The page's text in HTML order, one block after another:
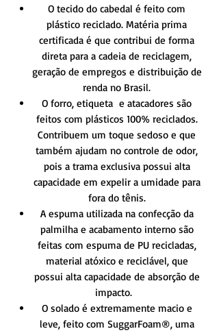
O tecido do cabedal é feito com
plástico reciclado. Matéria prima
certificada é que contribui de forma
direta para a cadeia de reciclagem,
geração de empregos e distribuição de
renda no Brasil.
O forro, etiqueta e atacadores são
feitos com plásticos 100% reciclados.
Contribuem um toque sedoso e que
também ajudam no controle de odor,
pois a trama exclusiva possui alta
capacidade em expelir a umidade para
fora do tênis.
A espuma utilizada na confecção da
palmilha e acabamento interno são
feitas com espuma de PU recicladas,
material atóxico e reciclável, que
possui alta capacidade de absorção de
impacto.
O solado é extremamente macio e
leve, feito com SuggarFoam®, uma